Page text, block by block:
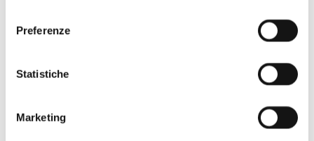
Preferenze
Statistiche
Marketing
Submitted by Raffaele5 on Dom, 24/07/2022 - 13:50